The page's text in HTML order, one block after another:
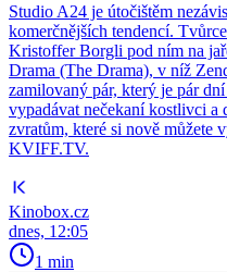
Studio A24 je útočištěm
komerčnějších tendencí.
Kristoffer Borgli pod ním na
Drama (The Drama), v níž
zamilovaný pár, který je pár
vypadávat nečekaní kostlivci
zvratům, které si nově můžete
KVIFF.TV.
Kinobox.cz
dnes, 12:05
1 min